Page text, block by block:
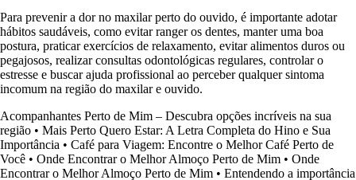
Para prevenir a dor no maxilar perto do ouvido, é importante adotar
hábitos saudáveis, como evitar ranger os dentes, manter uma boa
postura, praticar exercícios de relaxamento, evitar alimentos duros ou
pegajosos, realizar consultas odontológicas regulares, controlar o
estresse e buscar ajuda profissional ao perceber qualquer sintoma
incomum na região do maxilar e ouvido.
Acompanhantes Perto de Mim – Descubra opções incríveis na sua
região • Mais Perto Quero Estar: A Letra Completa do Hino e Sua
Importância • Café para Viagem: Encontre o Melhor Café Perto de
Você • Onde Encontrar o Melhor Almoço Perto de Mim • Onde
Encontrar o Melhor Almoço Perto de Mim • Entendendo a importância